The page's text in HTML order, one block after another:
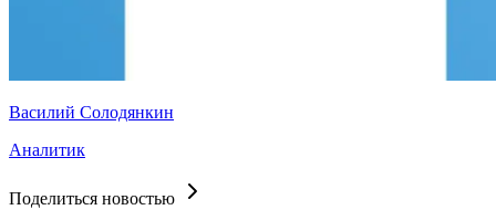
Василий Солодянкин
Аналитик
Поделиться новостью